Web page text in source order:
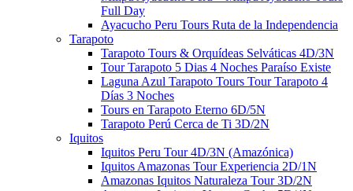
Full Day
Ayacucho Peru Tours Ruta de la Independencia
Tarapoto
Tarapoto Tours & Orquídeas Selváticas 4D/3N
Tour Tarapoto 5 Dias 4 Noches​​ Paraíso Existe
Laguna Azul Tarapoto Tours​ Tour Tarapoto 4
Días 3 Noches​​
Tours en Tarapoto Eterno 6D/5N
Tarapoto Perú Cerca de Ti 3D/2N
Iquitos
Iquitos Peru Tour 4D/3N (Amazónica)
Iquitos Amazonas Tour Experiencia 2D/1N
Amazonas Iquitos Naturaleza Tour 3D/2N